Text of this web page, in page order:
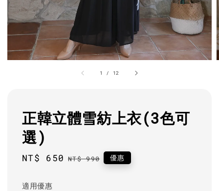
1 / 12
正韓立體雪紡上衣(3色可
選)
Sale
NT$ 650 Regular
NT$ 990 優惠
適用優惠